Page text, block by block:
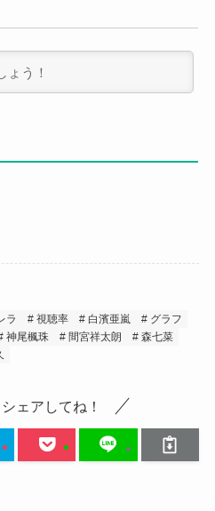
ラ 視聴率 白濱亜嵐
グラフ
神尾楓珠 間宮祥太朗
森七菜
ェアしてね！